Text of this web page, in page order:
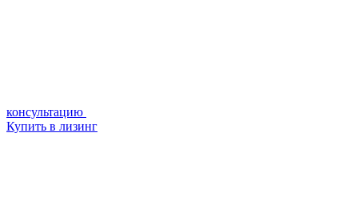
консультацию
Купить в лизинг